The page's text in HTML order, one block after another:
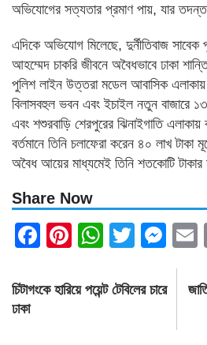
অভিযোগের সত্যতার প্রমাণ পায়, যার
এদিকে অভিযোগ মিলেছে, দুর্নীতিবাজ সাবেক
আহম্মেদ চাকরি জীবনে অবৈধভাবে ঢাকা
পুলিশ লাইন উত্তরা মডেল আবাসিক
বিলাসবহুল ভবন এবং ইচাইল নতুন বাজারে
এবং শশুরবাড়ি শেরপুরের ঝিনাইগাতি এলাকায়
বর্তমানে তিনি চলাফেরা করেন ৪০ লাখ টাকা
অবৈধ আয়ের মাধ্যমেই তিনি শতকোটি টাকার
Share Now
Facebook
Pinterest
Post
navigation
চিটাগংকে হারিয়ে পয়েন্ট টেবিলের চারে
ঢাকা